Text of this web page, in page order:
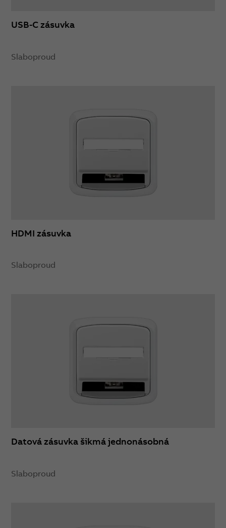
USB-C zásuvka
Slaboproud
HDMI zásuvka
Slaboproud
Datová zásuvka šikmá jednonásobná
Slaboproud